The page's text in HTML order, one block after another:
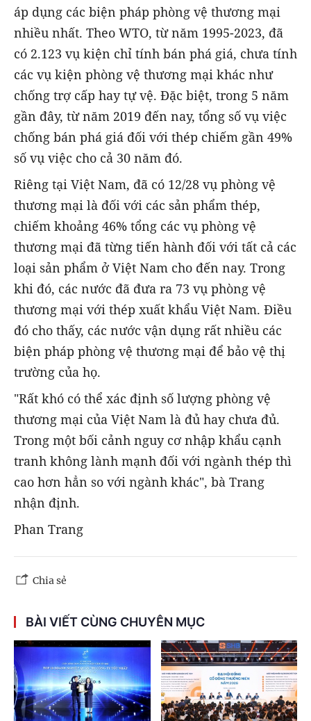
áp dụng các biện pháp phòng vệ thương mại
nhiều nhất. Theo WTO, từ năm 1995-2023, đã
có 2.123 vụ kiện chỉ tính bán phá giá, chưa tính
các vụ kiện phòng vệ thương mại khác như
chống trợ cấp hay tự vệ. Đặc biệt, trong 5 năm
gần đây, từ năm 2019 đến nay, tổng số vụ việc
chống bán phá giá đối với thép chiếm gần 49%
số vụ việc cho cả 30 năm đó.
Riêng tại Việt Nam, đã có 12/28 vụ phòng vệ
thương mại là đối với các sản phẩm thép,
chiếm khoảng 46% tổng các vụ phòng vệ
thương mại đã từng tiến hành đối với tất cả các
loại sản phẩm ở Việt Nam cho đến nay. Trong
khi đó, các nước đã đưa ra 73 vụ phòng vệ
thương mại với thép xuất khẩu Việt Nam. Điều
đó cho thấy, các nước vận dụng rất nhiều các
biện pháp phòng vệ thương mại để bảo vệ thị
trường của họ.
"Rất khó có thể xác định số lượng phòng vệ
thương mại của Việt Nam là đủ hay chưa đủ.
Trong một bối cảnh nguy cơ nhập khẩu cạnh
tranh không lành mạnh đối với ngành thép thì
cao hơn hẳn so với ngành khác", bà Trang
nhận định.
Phan Trang
Chia sẻ
BÀI VIẾT CÙNG CHUYÊN MỤC